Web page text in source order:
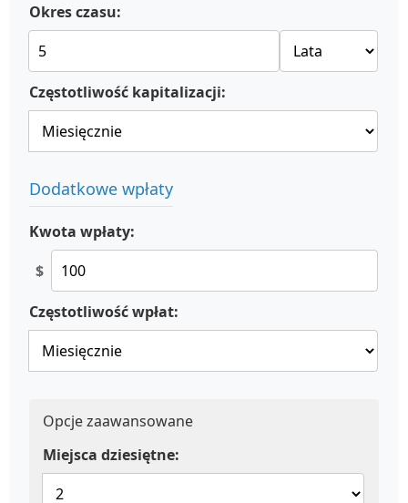
Okres czasu:
Częstotliwość kapitalizacji:
Dodatkowe wpłaty
Kwota wpłaty:
$
Częstotliwość wpłat:
Opcje zaawansowane
Miejsca dziesiętne: